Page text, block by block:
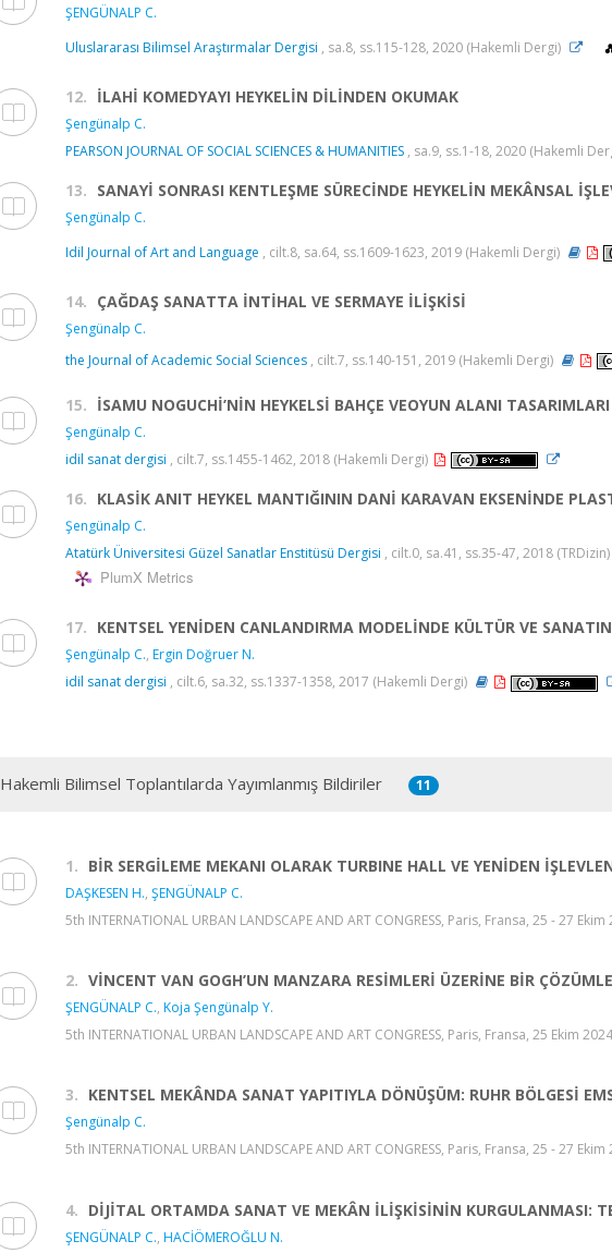
ŞENGÜNALP C.
Uluslararası Bilimsel Araştırmalar Dergisi , sa.8, ss.115-128, 2020 (Hakemli Dergi)
12. İLAHİ KOMEDYAYI HEYKELİN DİLİNDEN OKUMAK
Şengünalp C.
PEARSON JOURNAL OF SOCIAL SCIENCES & HUMANITIES , sa.9, ss.1-18, 2020 (Hakemli
13. SANAYİ SONRASI KENTLEŞME SÜRECİNDE HEYKELİN MEKÂNSAL
Şengünalp C.
Idil Journal of Art and Language , cilt.8, sa.64, ss.1609-1623, 2019 (Hakemli Dergi)
14. ÇAĞDAŞ SANATTA İNTİHAL VE SERMAYE İLİŞKİSİ
Şengünalp C.
the Journal of Academic Social Sciences , cilt.7, ss.140-151, 2019 (Hakemli Dergi)
15. İSAMU NOGUCHİ’NİN HEYKELSİ BAHÇE VEOYUN ALANI TASARIMLARI
Şengünalp C.
idil sanat dergisi , cilt.7, ss.1455-1462, 2018 (Hakemli Dergi)
16. KLASİK ANIT HEYKEL MANTIĞININ DANİ KARAVAN EKSENİNDE
Şengünalp C.
Atatürk Üniversitesi Güzel Sanatlar Enstitüsü Dergisi , cilt.0, sa.41, ss.35-47, 2018 (TRDizin)
PlumX Metrics
17. KENTSEL YENİDEN CANLANDIRMA MODELİNDE KÜLTÜR VE
Şengünalp C., Ergin Doğruer N.
idil sanat dergisi , cilt.6, sa.32, ss.1337-1358, 2017 (Hakemli Dergi)
Hakemli Bilimsel Toplantılarda Yayımlanmış Bildiriler 11
1. BİR SERGİLEME MEKANI OLARAK TURBINE HALL VE YENİDEN
DAŞKESEN H., ŞENGÜNALP C.
5th INTERNATIONAL URBAN LANDSCAPE AND ART CONGRESS, Paris, Fransa, 25 - 27
2. VİNCENT VAN GOGH’UN MANZARA RESİMLERİ ÜZERİNE BİR
ŞENGÜNALP C., Koja Şengünalp Y.
5th INTERNATIONAL URBAN LANDSCAPE AND ART CONGRESS, Paris, Fransa, 25 Ekim
3. KENTSEL MEKÂNDA SANAT YAPITIYLA DÖNÜŞÜM: RUHR BÖLGESİ
Şengünalp C.
5th INTERNATIONAL URBAN LANDSCAPE AND ART CONGRESS, Paris, Fransa, 25 - 27
4. DİJİTAL ORTAMDA SANAT VE MEKÂN İLİŞKİSİNİN KURGULANMASI:
ŞENGÜNALP C., HACİÖMEROĞLU N.